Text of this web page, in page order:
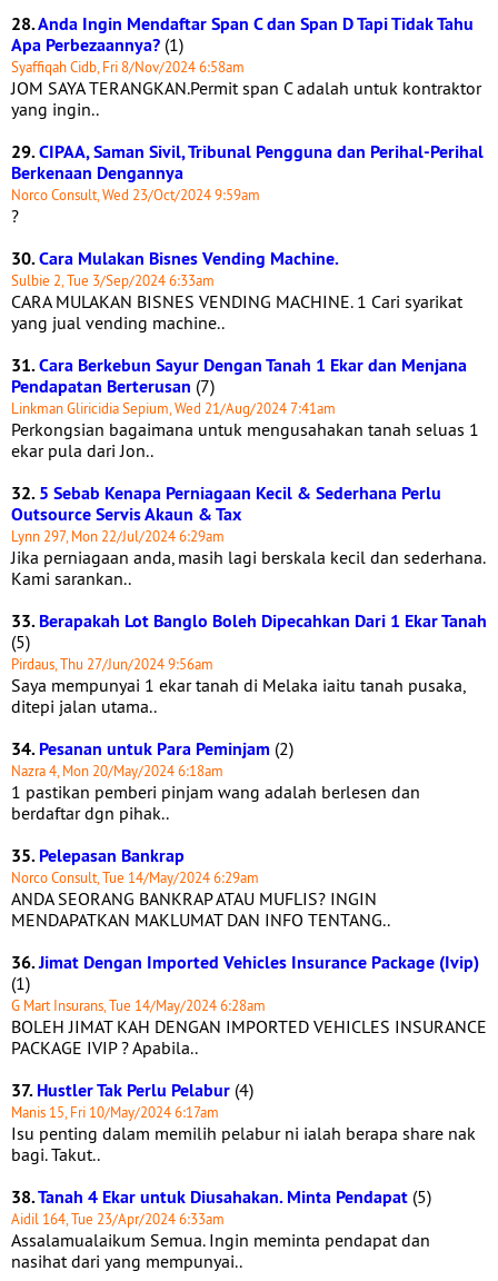
28.Anda Ingin Mendaftar Span C dan Span D Tapi Tidak Tahu
Apa Perbezaannya? (1)
Syaffiqah Cidb, Fri 8/Nov/2024 6:58am
JOM SAYA TERANGKAN.Permit span C adalah untuk kontraktor
yang ingin..
29.CIPAA, Saman Sivil, Tribunal Pengguna dan Perihal-Perihal
Berkenaan Dengannya
Norco Consult, Wed 23/Oct/2024 9:59am
?
30.Cara Mulakan Bisnes Vending Machine.
Sulbie 2, Tue 3/Sep/2024 6:33am
CARA MULAKAN BISNES VENDING MACHINE. 1 Cari syarikat
yang jual vending machine..
31.Cara Berkebun Sayur Dengan Tanah 1 Ekar dan Menjana
Pendapatan Berterusan (7)
Linkman Gliricidia Sepium, Wed 21/Aug/2024 7:41am
Perkongsian bagaimana untuk mengusahakan tanah seluas 1
ekar pula dari Jon..
32.5 Sebab Kenapa Perniagaan Kecil & Sederhana Perlu
Outsource Servis Akaun & Tax
Lynn 297, Mon 22/Jul/2024 6:29am
Jika perniagaan anda, masih lagi berskala kecil dan sederhana.
Kami sarankan..
33.Berapakah Lot Banglo Boleh Dipecahkan Dari 1 Ekar Tanah
(5)
Pirdaus, Thu 27/Jun/2024 9:56am
Saya mempunyai 1 ekar tanah di Melaka iaitu tanah pusaka,
ditepi jalan utama..
34.Pesanan untuk Para Peminjam (2)
Nazra 4, Mon 20/May/2024 6:18am
1 pastikan pemberi pinjam wang adalah berlesen dan
berdaftar dgn pihak..
35.Pelepasan Bankrap
Norco Consult, Tue 14/May/2024 6:29am
ANDA SEORANG BANKRAP ATAU MUFLIS? INGIN
MENDAPATKAN MAKLUMAT DAN INFO TENTANG..
36.Jimat Dengan Imported Vehicles Insurance Package (Ivip)
(1)
G Mart Insurans, Tue 14/May/2024 6:28am
BOLEH JIMAT KAH DENGAN IMPORTED VEHICLES INSURANCE
PACKAGE IVIP ? Apabila..
37.Hustler Tak Perlu Pelabur (4)
Manis 15, Fri 10/May/2024 6:17am
Isu penting dalam memilih pelabur ni ialah berapa share nak
bagi. Takut..
38.Tanah 4 Ekar untuk Diusahakan. Minta Pendapat (5)
Aidil 164, Tue 23/Apr/2024 6:33am
Assalamualaikum Semua. Ingin meminta pendapat dan
nasihat dari yang mempunyai..